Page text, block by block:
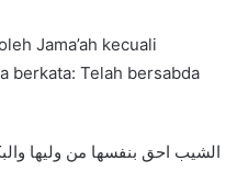
Jama’ah kecuali
berkata: Telah bersabda
الشيب احق بنفسها من وليها